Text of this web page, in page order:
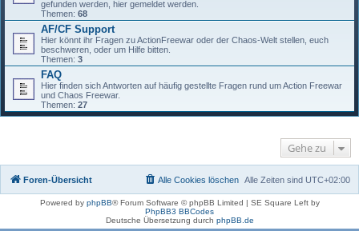
gefunden werden, hier gemeldet werden.
Themen: 68
AF/CF Support
Hier könnt ihr Fragen zu ActionFreewar oder der Chaos-Welt stellen, euch
beschweren, oder um Hilfe bitten.
Themen: 3
FAQ
Hier finden sich Antworten auf häufig gestellte Fragen rund um Action Freewar
und Chaos Freewar.
Themen: 27
Gehe zu
Foren-Übersicht Alle Zeiten sind UTC+02:00
Alle Cookies löschen
Powered by phpBB® Forum Software © phpBB Limited | SE Square Left by
PhpBB3 BBCodes
Deutsche Übersetzung durch phpBB.de